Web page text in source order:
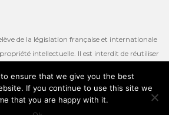
de la législation française et internationale
intellectuelle. Il est interdit de réutiliser
qui restent la propriété de l’auteur.
Colorlib . Propulsé par WordPress
ensure that we give you the best
If you continue to use this site we
that you are happy with it.